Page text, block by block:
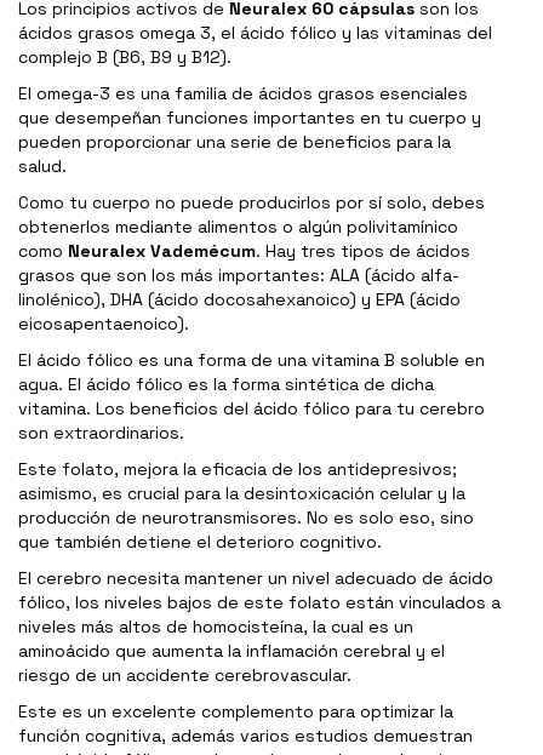
Los principios activos de Neuralex 60 cápsulas son los
ácidos grasos omega 3, el ácido fólico y las vitaminas del
complejo B (B6, B9 y B12).
El omega-3 es una familia de ácidos grasos esenciales
que desempeñan funciones importantes en tu cuerpo y
pueden proporcionar una serie de beneficios para la
salud.
Como tu cuerpo no puede producirlos por sí solo, debes
obtenerlos mediante alimentos o algún polivitamínico
como Neuralex Vademécum. Hay tres tipos de ácidos
grasos que son los más importantes: ALA (ácido alfa-
linolénico), DHA (ácido docosahexanoico) y EPA (ácido
eicosapentaenoico).
El ácido fólico es una forma de una vitamina B soluble en
agua. El ácido fólico es la forma sintética de dicha
vitamina. Los beneficios del ácido fólico para tu cerebro
son extraordinarios.
Este folato, mejora la eficacia de los antidepresivos;
asimismo, es crucial para la desintoxicación celular y la
producción de neurotransmisores. No es solo eso, sino
que también detiene el deterioro cognitivo.
El cerebro necesita mantener un nivel adecuado de ácido
fólico, los niveles bajos de este folato están vinculados a
niveles más altos de homocisteína, la cual es un
aminoácido que aumenta la inflamación cerebral y el
riesgo de un accidente cerebrovascular.
Este es un excelente complemento para optimizar la
función cognitiva, además varios estudios demuestran